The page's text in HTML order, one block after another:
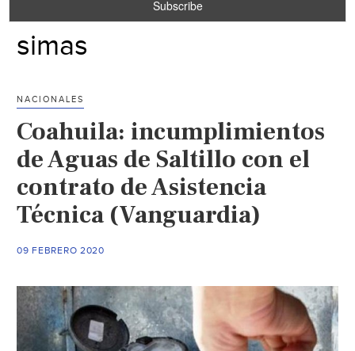
simas
NACIONALES
Coahuila: incumplimientos
de Aguas de Saltillo con el
contrato de Asistencia
Técnica (Vanguardia)
09 FEBRERO 2020